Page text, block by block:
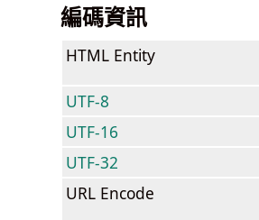
編碼資訊
HTML Entity
UTF-8
UTF-16
UTF-32
URL Encode